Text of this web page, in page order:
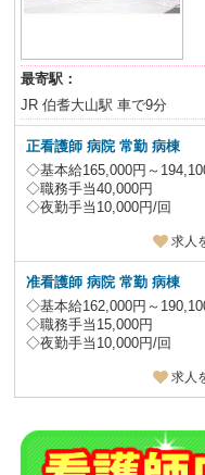
最寄駅：
JR 伯耆大山駅 車で9分
正看護師 病院 常勤 病棟
◇基本給165,000円～
◇職務手当40,000円
◇夜勤手当10,000円/回
求人
准看護師 病院 常勤 病棟
◇基本給162,000円～
◇職務手当15,000円
◇夜勤手当10,000円/回
求人